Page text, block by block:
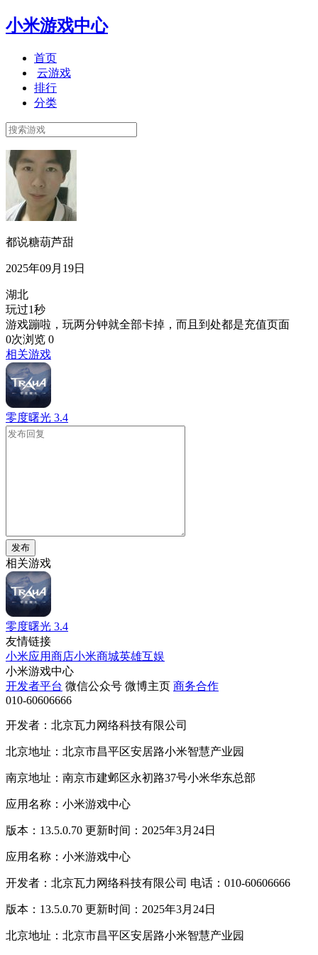
小米游戏中心
首页
云游戏
排行
分类
都说糖葫芦甜
2025年09月19日
湖北
玩过1秒
游戏蹦啦，玩两分钟就全部卡掉，而且到处都是充值页面
0次浏览 0
相关游戏
零度曙光 3.4
发布
相关游戏
零度曙光 3.4
友情链接
小米应用商店小米商城英雄互娱
小米游戏中心
开发者平台 微信公众号 微博主页 商务合作
010-60606666
开发者：北京瓦力网络科技有限公司
北京地址：北京市昌平区安居路小米智慧产业园
南京地址：南京市建邺区永初路37号小米华东总部
应用名称：小米游戏中心
版本：13.5.0.70 更新时间：2025年3月24日
应用名称：小米游戏中心
开发者：北京瓦力网络科技有限公司 电话：010-60606666
版本：13.5.0.70 更新时间：2025年3月24日
北京地址：北京市昌平区安居路小米智慧产业园